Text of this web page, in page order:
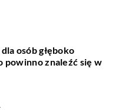
osób głęboko
powinno znaleźć się w